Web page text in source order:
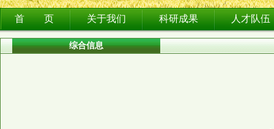
首 页 关于我们 科研成果 人才队伍
综合信息